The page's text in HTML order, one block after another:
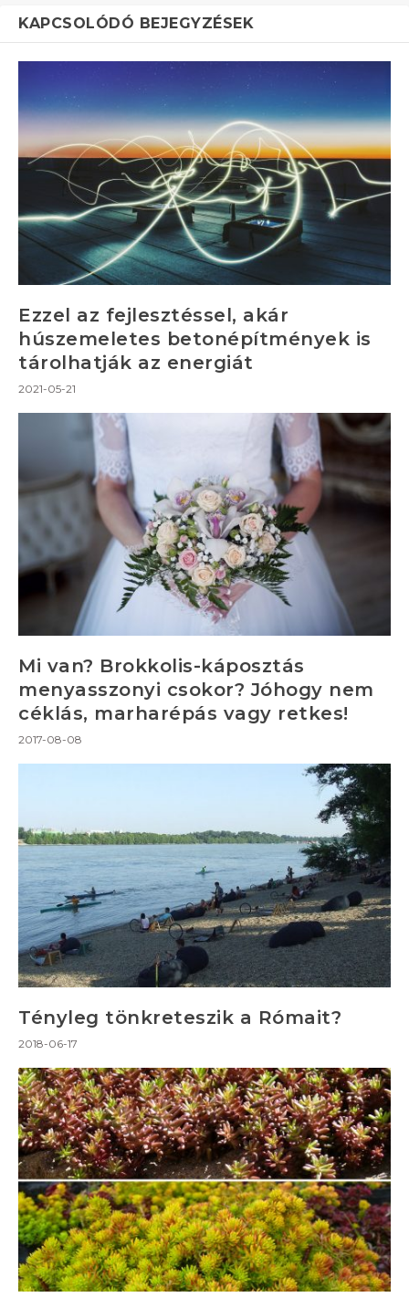
KAPCSOLÓDÓ BEJEGYZÉSEK
Ezzel az fejlesztéssel, akár
húszemeletes betonépítmények is
tárolhatják az energiát
2021-05-21
Mi van? Brokkolis-káposztás
menyasszonyi csokor? Jóhogy nem
céklás, marharépás vagy retkes!
2017-08-08
Tényleg tönkreteszik a Rómait?
2018-06-17